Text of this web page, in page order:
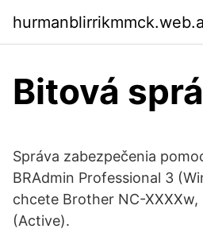
Bitová
Správa zabezpečenia
BRAdmin Professional 3
chcete Brother NC-XXXXw,
(Active).